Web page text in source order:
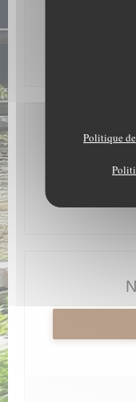
Politique
*
1400 route